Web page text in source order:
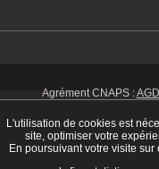
Agrément CNAPS :
925 00038 - Code NAF
L'utilisation de cookies est
site, optimiser votre
En poursuivant votre visite